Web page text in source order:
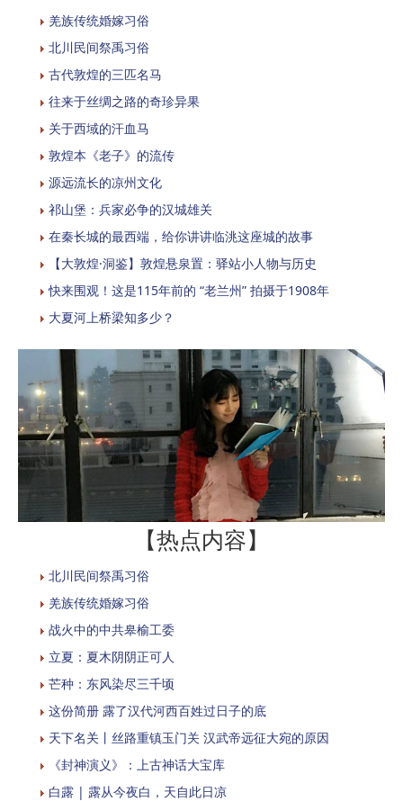
羌族传统婚嫁习俗
北川民间祭禹习俗
古代敦煌的三匹名马
往来于丝绸之路的奇珍异果
关于西域的汗血马
敦煌本《老子》的流传
源远流长的凉州文化
祁山堡：兵家必争的汉城雄关
在秦长城的最西端，给你讲讲临洮这座城的故事
【大敦煌·洞鉴】敦煌悬泉置：驿站小人物与历史
快来围观！这是115年前的 “老兰州” 拍摄于1908年
大夏河上桥梁知多少？
【热点内容】
北川民间祭禹习俗
羌族传统婚嫁习俗
战火中的中共皋榆工委
立夏：夏木阴阴正可人
芒种：东风染尽三千顷
这份简册 露了汉代河西百姓过日子的底
天下名关丨丝路重镇玉门关 汉武帝远征大宛的原因
《封神演义》：上古神话大宝库
白露 | 露从今夜白，天自此日凉